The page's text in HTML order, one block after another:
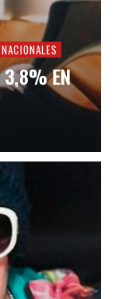
NACIONALES
3,8% EN